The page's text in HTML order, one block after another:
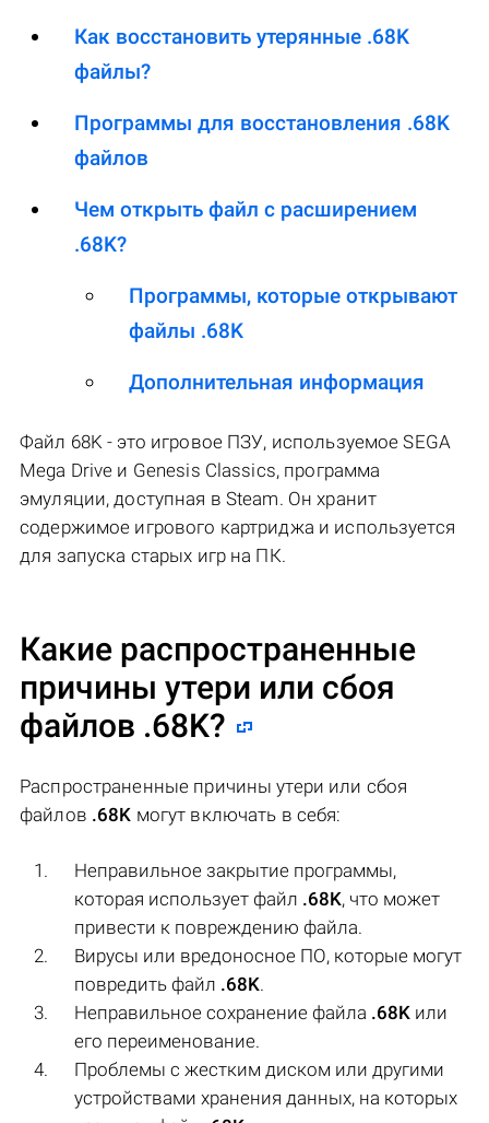
Как восстановить утерянные .68K
файлы?
Программы для восстановления .68K
файлов
Чем открыть файл с расширением
.68K?
Программы, которые открывают
файлы .68K
Дополнительная информация
Файл 68K - это игровое ПЗУ, используемое SEGA
Mega Drive и Genesis Classics, программа
эмуляции, доступная в Steam. Он хранит
содержимое игрового картриджа и используется
для запуска старых игр на ПК.
Какие распространенные
причины утери или сбоя
файлов .68K?
Распространенные причины утери или сбоя
файлов .68K могут включать в себя:
Неправильное закрытие программы,
которая использует файл .68K, что может
привести к повреждению файла.
Вирусы или вредоносное ПО, которые могут
повредить файл .68K.
Неправильное сохранение файла .68K или
его переименование.
Проблемы с жестким диском или другими
устройствами хранения данных, на которых